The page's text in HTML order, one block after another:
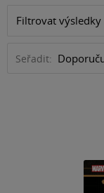
Filtrovat výsledky
Seřadit: